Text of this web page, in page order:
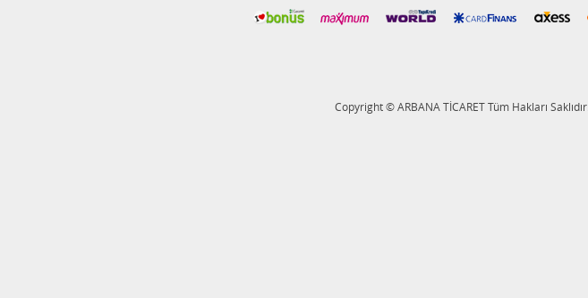
Copyright © ARBANA TİCARET Tüm Hakları Saklıdır.